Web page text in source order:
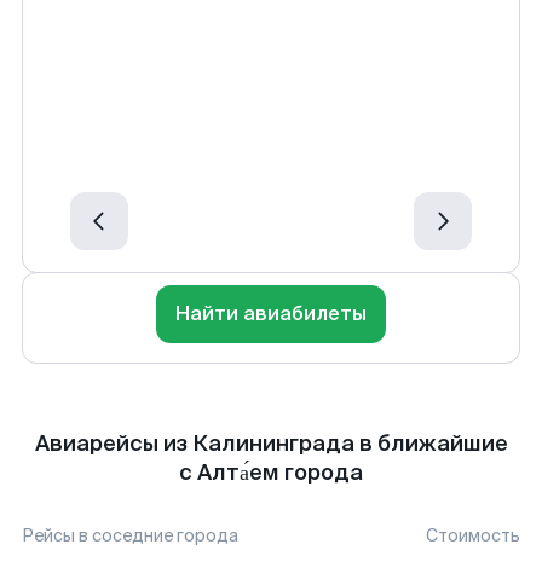
Найти авиабилеты
Авиарейсы из Калининграда в ближайшие
с Алта́ем города
Рейсы в соседние города Стоимость